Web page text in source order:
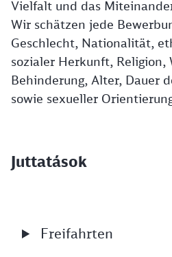
Vielfalt und das
Wir schätzen jede
Geschlecht, Nationalität,
sozialer Herkunft, Religion,
Behinderung, Alter, Dauer
sowie sexueller
Juttatások
Freifahrten